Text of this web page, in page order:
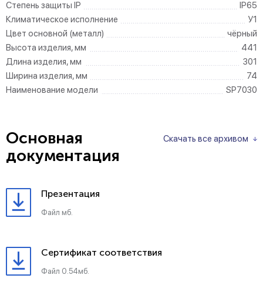
Степень защиты IP
IP65
Климатическое исполнение
У1
Цвет основной (металл)
чёрный
Высота изделия, мм
441
Длина изделия, мм
301
Ширина изделия, мм
74
Наименование модели
SP7030
Скачать все архивом
Основная
документация
Презентация
Файл мб.
Сертификат соответствия
Файл 0.54мб.